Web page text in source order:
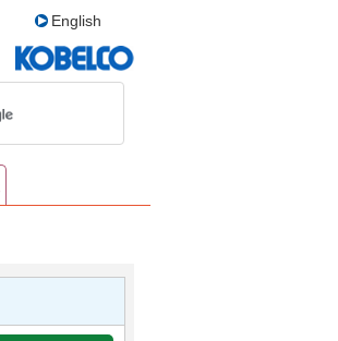
English